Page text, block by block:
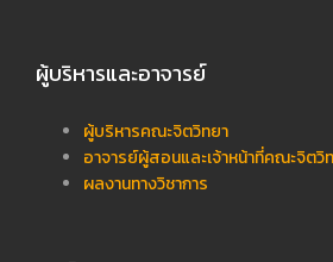
ผู้บริหารและอาจารย์
ผู้บริหารคณะจิตวิทยา
อาจารย์ผู้สอนและเจ้าหน้าที่คณะจิตวิ
ผลงานทางวิชาการ